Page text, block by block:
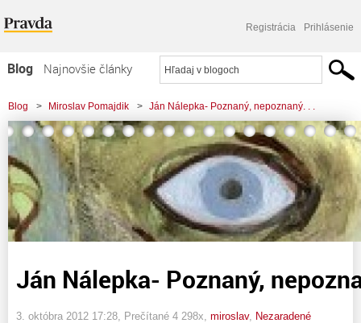
Registrácia Prihlásenie
Blog
Najnovšie články
Najčítanejšie články
Najkomentovanejšie články
Zoznam blogov
Komerčné blogy
Blog > Miroslav Pomajdik > Ján Nálepka- Poznaný, nepoznaný. . .
Ján Nálepka- Poznaný,
3. októbra 2012 17:28 , Prečítané 4 298x, miroslav, Nezaradené